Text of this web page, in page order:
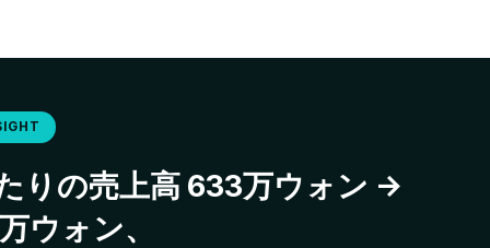
りの売上高 633万ウォン →
ウォン、